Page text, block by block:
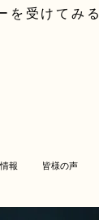
を受けてみる
報 皆様の声